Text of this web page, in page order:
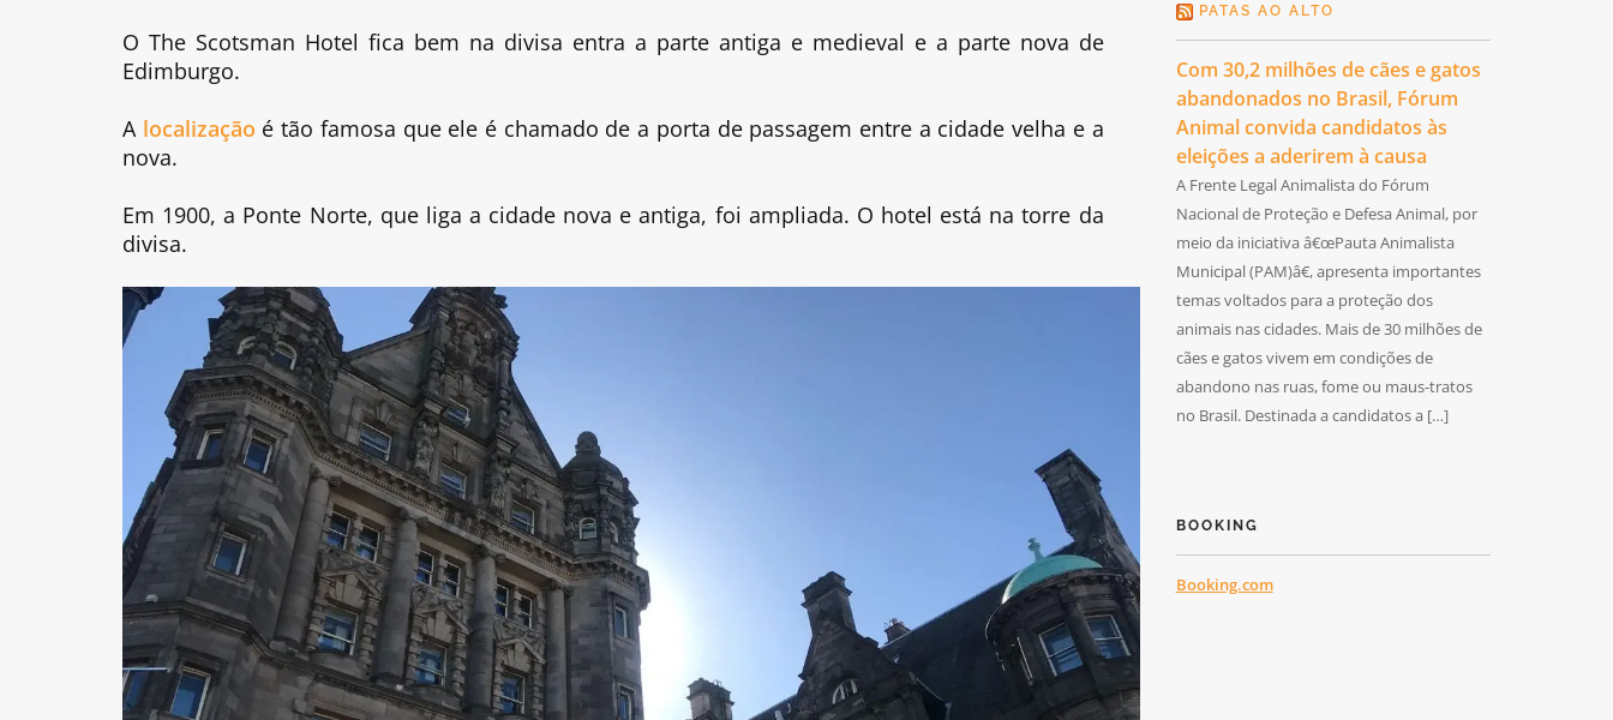
O The Scotsman Hotel fica bem na divisa entra a parte antiga e medieval e a parte nova de
Edimburgo.
A localização é tão famosa que ele é chamado de a porta de passagem entre a cidade velha e a
nova.
Em 1900, a Ponte Norte, que liga a cidade nova e antiga, foi ampliada. O hotel está na torre da
divisa.
PATAS AO ALTO
Com 30,2 milhões de cães e gatos
abandonados no Brasil, Fórum
Animal convida candidatos às
eleições a aderirem à causa
A Frente Legal Animalista do Fórum
Nacional de Proteção e Defesa Animal, por
meio da iniciativa â€œPauta Animalista
Municipal (PAM)â€, apresenta importantes
temas voltados para a proteção dos
animais nas cidades. Mais de 30 milhões de
cães e gatos vivem em condições de
abandono nas ruas, fome ou maus-tratos
no Brasil. Destinada a candidatos a […]
BOOKING
Booking.com